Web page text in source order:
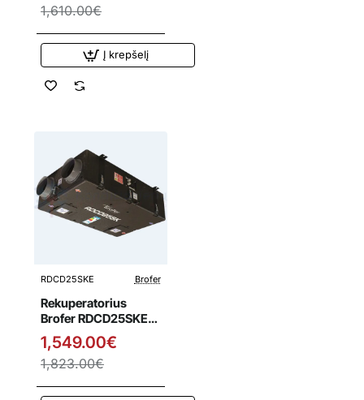
1,610.00€
Į krepšelį
Išpardavimas
RDCD25SKE Brofer
Rekuperatorius
Brofer RDCD25SKE
su entalpiniu
šilumokaičiu
1,549.00€
1,823.00€